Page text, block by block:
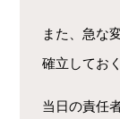
また、急な
確立してお
当日の責任